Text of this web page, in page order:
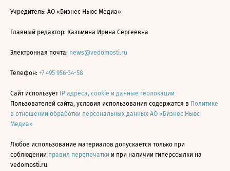
Учредитель: АО «Бизнес Ньюс Медиа»
Главный редактор: Казьмина Ирина Сергеевна
Электронная почта: news@vedomosti.ru
Телефон: +7 495 956-34-58
Сайт использует IP адреса, cookie и данные геолокации
Пользователей сайта, условия использования содержатся в Политике
в отношении обработки персональных данных АО «Бизнес Ньюс
Медиа»
Любое использование материалов допускается только при
соблюдении правил перепечатки и при наличии гиперссылки на
vedomosti.ru